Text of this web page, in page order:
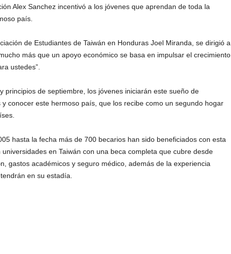
Alex Sanchez incentivó a los jóvenes que aprendan de toda la
país.
de Estudiantes de Taiwán en Honduras Joel Miranda, se dirigió a
más que un apoyo económico se basa en impulsar el crecimiento
ustedes”.
principios de septiembre, los jóvenes iniciarán este sueño de
conocer este hermoso país, que los recibe como un segundo hogar
hasta la fecha más de 700 becarios han sido beneficiados con esta
en Taiwán con una beca completa que cubre desde
gastos académicos y seguro médico, además de la experiencia
en su estadía.